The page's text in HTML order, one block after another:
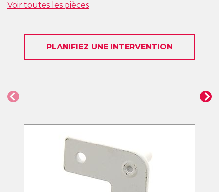
Voir toutes les pièces
PLANIFIEZ UNE INTERVENTION